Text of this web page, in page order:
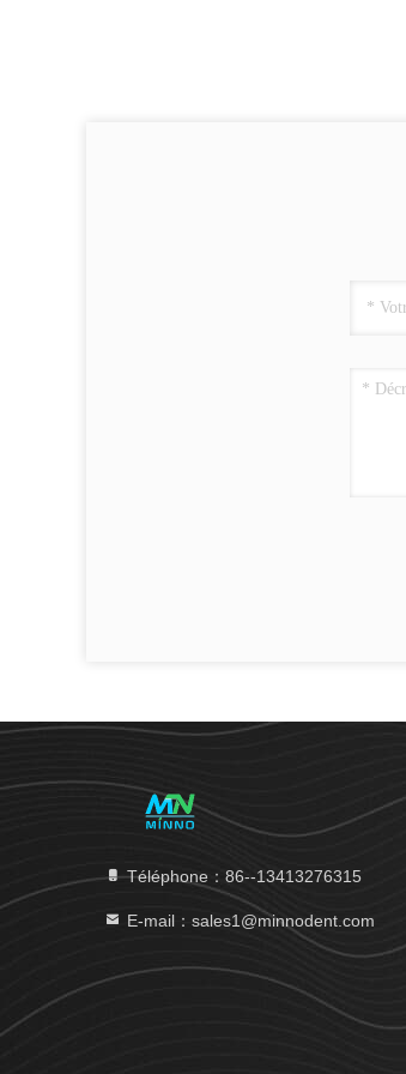
Téléphone：86--13413276315
E-mail：sales1@minnodent.com